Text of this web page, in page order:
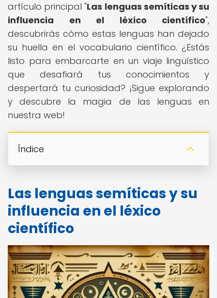
artículo principal "Las lenguas semíticas y su
influencia en el léxico científico",
descubrirás cómo estas lenguas han dejado
su huella en el vocabulario científico. ¿Estás
listo para embarcarte en un viaje lingüístico
que desafiará tus conocimientos y
despertará tu curiosidad? ¡Sigue explorando
y descubre la magia de las lenguas en
nuestra web!
Índice
Las lenguas semíticas y su
influencia en el léxico
científico